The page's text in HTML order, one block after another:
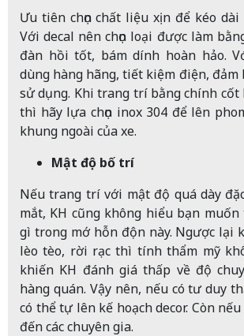
Ưu tiên chọn chất liệu xịn để kéo dài
Với decal nên chọn loại được làm
đàn hồi tốt, bám dính hoàn hảo.
dùng hàng hãng, tiết kiệm điện, đảm
sử dụng. Khi trang trí bằng chính
thì hãy lựa chọn inox 304 để lên
khung ngoài của xe.
Mật độ bố trí
Nếu trang trí với mật độ quá dày
mắt, KH cũng không hiểu bạn
gì trong mớ hỗn độn này. Ngược lại
lèo tèo, rời rạc thì tính thẩm mỹ
khiến KH đánh giá thấp về độ
hàng quán. Vậy nên, nếu có tư duy
có thể tự lên kế hoạch decor. Còn
đến các chuyên gia.